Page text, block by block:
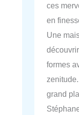
ces
en
Une
formes
grand